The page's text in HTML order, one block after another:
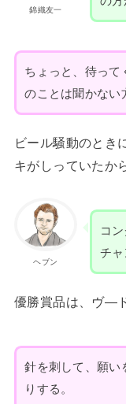
錦織友一
ちょっと、待って
のことは聞かない
ビール騒動のとき
キがしっていたか
ヘブン
コ
チャ
優勝賞品は、ヴ―
針を刺して、願い
りする。